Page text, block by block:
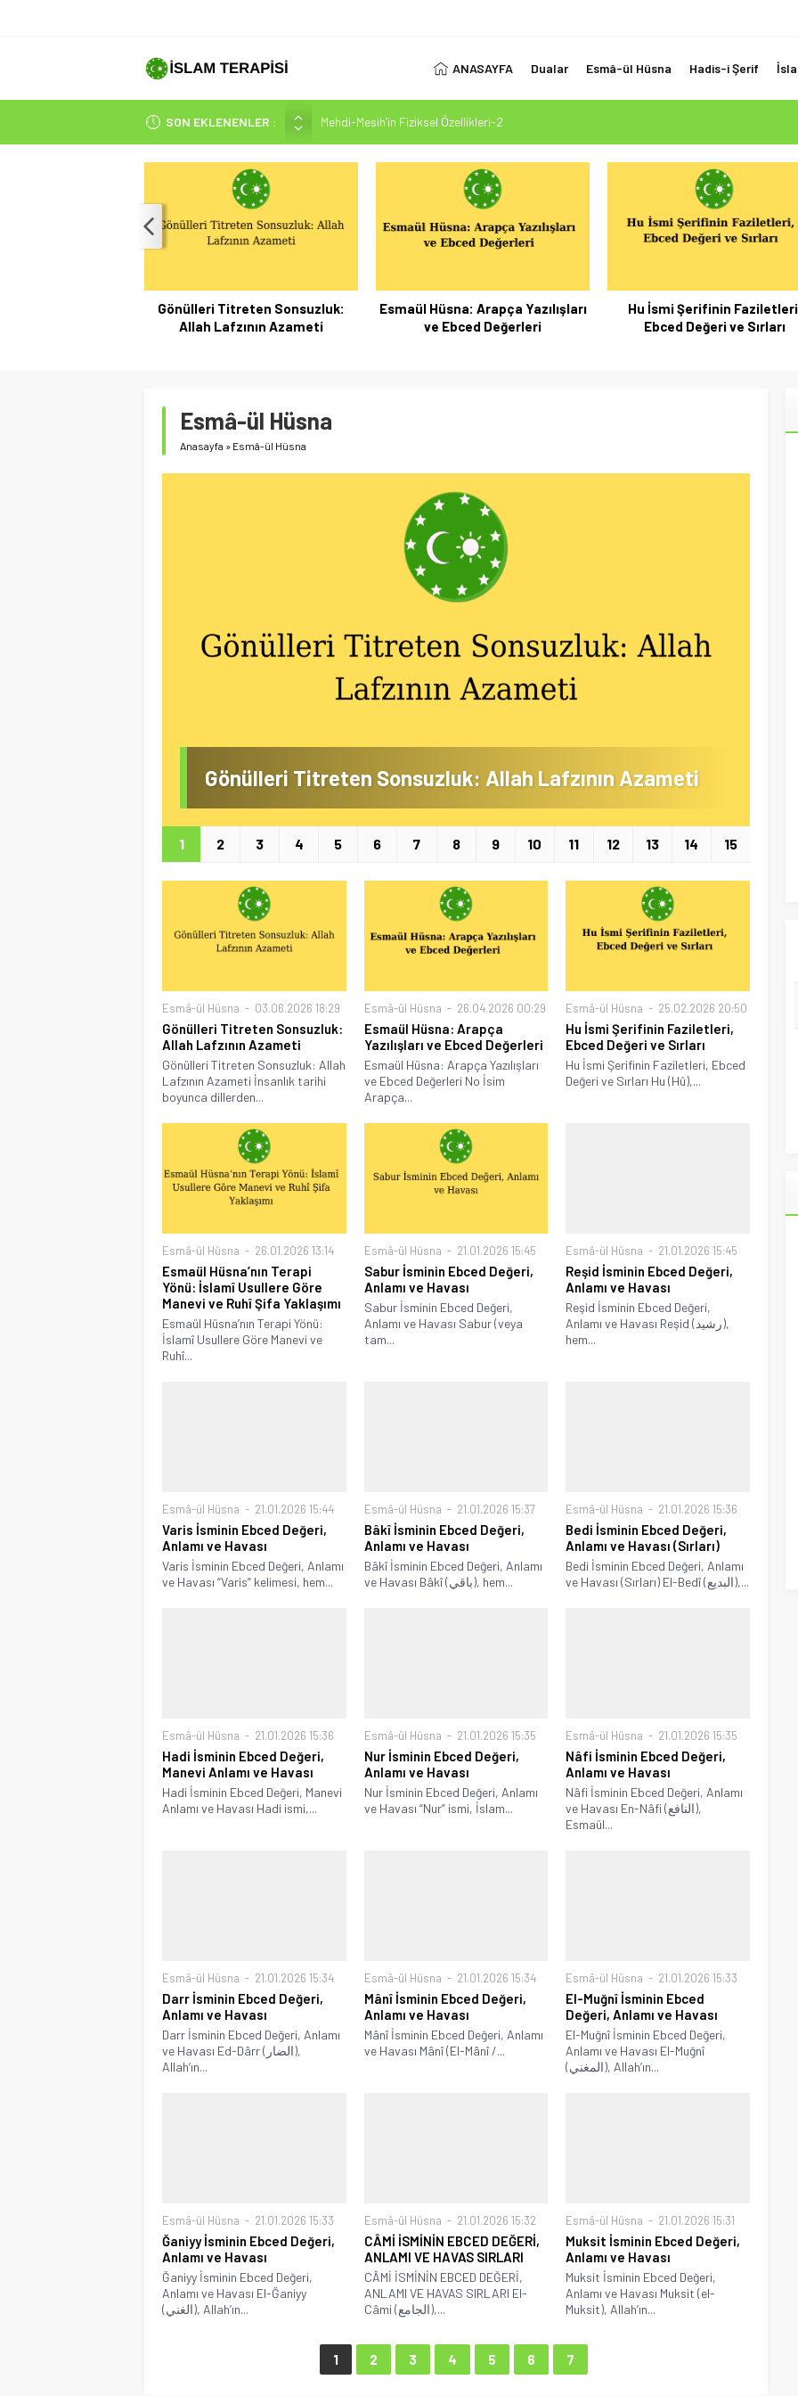
ANASAYFA Dualar Esmâ-ül Hüsna Hadis-i Şerif
SON EKLENENLER :
Peygamber Müjdesi Mehdi Mesih’in Gelişi Kitabımız 26.07.2026 Tarihinde
İsrâ Sûresi(17) 1. Ayet’in 7 Dilde Yazılışı
SAKIN ÇOĞUNLUK SİZİ ALDATMASIN
Gönülleri Titreten Sonsuzluk:
Allah Lafzının Azameti
Esmaül Hüsna: Arapça Yazılışları
ve Ebced Değerleri
Hu İsmi Şerifinin
Ebced Değeri ve Sırları
Esmâ-ül Hüsna
Anasayfa » Esmâ-ül Hüsna
Gönülleri Titreten Sonsuzluk: Allah Lafzının Azameti
1 2 3 4 5 6 7 8 9 10 11 12 13 14 15
Esmâ-ül Hüsna 03.06.2026 18:29
Gönülleri Titreten Sonsuzluk:
Allah Lafzının Azameti
Gönülleri Titreten Sonsuzluk: Allah
Lafzının Azameti İnsanlık tarihi
boyunca dillerden...
Esmâ-ül Hüsna 26.04.2026 00:29
Esmaül Hüsna: Arapça
Yazılışları ve Ebced Değerleri
Esmaül Hüsna: Arapça Yazılışları
ve Ebced Değerleri No İsim
Arapça...
Esmâ-ül Hüsna 25.02.2026 20:50
Hu İsmi Şerifinin Faziletleri,
Ebced Değeri ve Sırları
Hu İsmi Şerifinin Faziletleri, Ebced
Değeri ve Sırları Hu (Hû),...
Esmâ-ül Hüsna 26.01.2026 13:14
Esmaül Hüsna’nın Terapi
Yönü: İslamî Usullere Göre
Manevi ve Ruhî Şifa Yaklaşımı
Esmaül Hüsna’nın Terapi Yönü:
İslamî Usullere Göre Manevi ve
Ruhî...
Esmâ-ül Hüsna 21.01.2026 15:45
Sabur İsminin Ebced Değeri,
Anlamı ve Havası
Sabur İsminin Ebced Değeri,
Anlamı ve Havası Sabur (veya
tam...
Esmâ-ül Hüsna 21.01.2026 15:45
Reşid İsminin Ebced Değeri,
Anlamı ve Havası
Reşid İsminin Ebced Değeri,
Anlamı ve Havası Reşid (رشيد),
hem...
Esmâ-ül Hüsna 21.01.2026 15:44
Varis İsminin Ebced Değeri,
Anlamı ve Havası
Varis İsminin Ebced Değeri, Anlamı
ve Havası “Varis” kelimesi, hem...
Esmâ-ül Hüsna 21.01.2026 15:37
Bâkî İsminin Ebced Değeri,
Anlamı ve Havası
Bâkî İsminin Ebced Değeri, Anlamı
ve Havası Bâkî (باقي), hem...
Esmâ-ül Hüsna 21.01.2026 15:36
Bedi İsminin Ebced Değeri,
Anlamı ve Havası (Sırları)
Bedi İsminin Ebced Değeri, Anlamı
ve Havası (Sırları) El-Bedî (البديع),...
Esmâ-ül Hüsna 21.01.2026 15:36
Hadi İsminin Ebced Değeri,
Manevi Anlamı ve Havası
Hadi İsminin Ebced Değeri, Manevi
Anlamı ve Havası Hadi ismi,...
Esmâ-ül Hüsna 21.01.2026 15:35
Nur İsminin Ebced Değeri,
Anlamı ve Havası
Nur İsminin Ebced Değeri, Anlamı
ve Havası “Nur” ismi, İslam...
Esmâ-ül Hüsna 21.01.2026 15:35
Nâfi İsminin Ebced Değeri,
Anlamı ve Havası
Nâfi İsminin Ebced Değeri, Anlamı
ve Havası En-Nâfi (النافع),
Esmaül...
Esmâ-ül Hüsna 21.01.2026 15:34
Darr İsminin Ebced Değeri,
Anlamı ve Havası
Darr İsminin Ebced Değeri, Anlamı
ve Havası Ed-Dârr (الضار),
Allah’ın...
Esmâ-ül Hüsna 21.01.2026 15:34
Mânî İsminin Ebced Değeri,
Anlamı ve Havası
Mânî İsminin Ebced Değeri, Anlamı
ve Havası Mânî (El-Mânî /...
Esmâ-ül Hüsna 21.01.2026 15:33
El-Muğnî İsminin Ebced
Değeri, Anlamı ve Havası
El-Muğnî İsminin Ebced Değeri,
Anlamı ve Havası El-Muğnî
(المغني), Allah’ın...
Esmâ-ül Hüsna 21.01.2026 15:33
Ğaniyy İsminin Ebced Değeri,
Anlamı ve Havası
Ğaniyy İsminin Ebced Değeri,
Anlamı ve Havası El-Ğaniyy
(الغني), Allah’ın...
Esmâ-ül Hüsna 21.01.2026 15:32
CÂMİ İSMİNİN EBCED DEĞERİ,
ANLAMI VE HAVAS SIRLARI
CÂMİ İSMİNİN EBCED DEĞERİ,
ANLAMI VE HAVAS SIRLARI El-
Câmi (الجامع),...
Esmâ-ül Hüsna 21.01.2026 15:31
Muksit İsminin Ebced Değeri,
Anlamı ve Havası
Muksit İsminin Ebced Değeri,
Anlamı ve Havası Muksit (el-
Muksit), Allah’ın...
1 2 3 4 5 6 7